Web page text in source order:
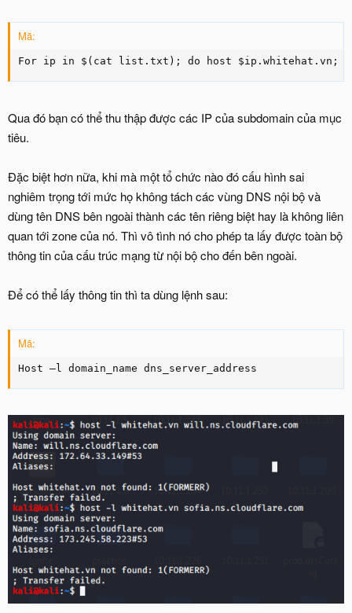
Mã:
For ip in $(cat list.txt); do host $ip.whitehat.vn;
Qua đó bạn có thể thu thập được các IP của subdomain của mục
tiêu.
Đặc biệt hơn nữa, khi mà một tổ chức nào đó cấu hình sai
nghiêm trọng tới mức họ không tách các vùng DNS nội bộ và
dùng tên DNS bên ngoài thành các tên riêng biệt hay là không liên
quan tới zone của nó. Thì vô tình nó cho phép ta lấy được toàn bộ
thông tin của cấu trúc mạng từ nội bộ cho đến bên ngoài.
Để có thể lấy thông tin thì ta dùng lệnh sau:
Mã:
Host –l domain_name dns_server_address